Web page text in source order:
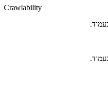
Crawlability